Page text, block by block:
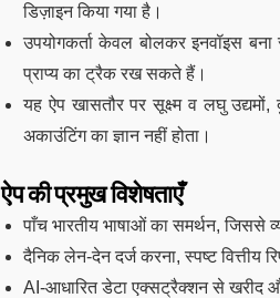
डिज़ाइन किया गया है।
उपयोगकर्ता केवल बोलकर इनवॉइस
प्राप्य का ट्रैक रख सकते हैं।
यह ऐप खासतौर पर सूक्ष्म व लघु
अकाउंटिंग का ज्ञान नहीं होता।
ऐप की प्रमुख विशेषताएँ
पाँच भारतीय भाषाओं का समर्थन, जिससे
दैनिक लेन-देन दर्ज करना, स्पष्ट वित्तीय
AI-आधारित डेटा एक्सट्रैक्शन से खरीद